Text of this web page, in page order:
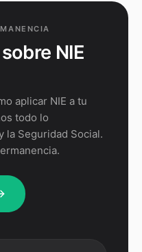
NIE
aplicar NIE a tu
todo lo
la Seguridad Social.